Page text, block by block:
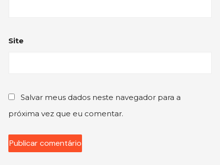
Site
Salvar meus dados neste navegador para a
próxima vez que eu comentar.